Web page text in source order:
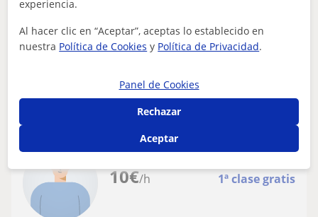
bachillerato.
personas con dificultades en el aprendizaje de materias
como Biología o relacionad...
Contactar
10€/h 1ª clase gratis
Oriol
experiencia.
Al hacer clic en “Aceptar”, aceptas lo establecido en
nuestra Política de Cookies y Política de Privacidad.
Panel de Cookies
Rechazar
Aceptar